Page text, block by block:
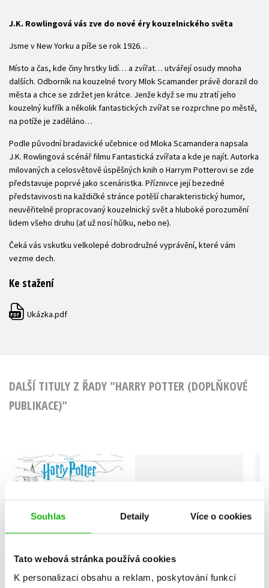
Souhlas Detaily Více o cookies
Tato webová stránka používá cookies
K personalizaci obsahu a reklam, poskytování funkcí
J.K. Rowlingová vás zve do nové éry kouzelnického světa
Jsme v New Yorku a píše se rok 1926…
Místo a čas, kde činy hrstky lidí… a zvířat… utvářejí osudy mnoha
dalších. Odborník na kouzelné tvory Mlok Scamander právě dorazil do
města a chce se zdržet jen krátce. Jenže když se mu ztratí jeho
kouzelný kufřík a několik fantastických zvířat se rozprchne po městě,
na potíže je zaděláno…
Podle původní bradavické učebnice od Mloka Scamandera napsala
J.K. Rowlingová scénář filmu Fantastická zvířata a kde je najít. Autorka
milovaných a celosvětově úspěšných knih o Harrym Potterovi se zde
představuje poprvé jako scenáristka. Příznivce její bezedné
představivosti na každičké stránce potěší charakteristický humor,
neuvěřitelně propracovaný kouzelnický svět a hluboké porozumění
lidem všeho druhu (ať už nosí hůlku, nebo ne).
Čeká vás vskutku velkolepé dobrodružné vyprávění, které vám
vezme dech.
Ke stažení
PDF Ukázka.pdf
DALŠÍ TITULY Z ŘADY "HARRY POTTER (DOPLŇKOVÉ
PUBLIKACE)"
Harry Potter:
Oficiální bradavické
Paula Rozelle Hanback Paula Rozelle Hanback